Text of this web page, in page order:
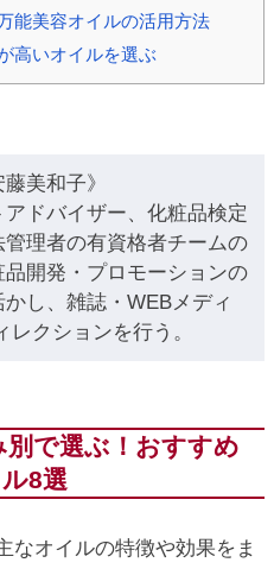
能美容オイルの活用方法
高いオイルを選ぶ
美和子》
ドバイザー、化粧品検定
理者の有資格者チームの
開発・プロモーションの
し、雑誌・WEBメディ
レクションを行う。
で選ぶ！おすすめ
8選
なオイルの特徴や効果をま